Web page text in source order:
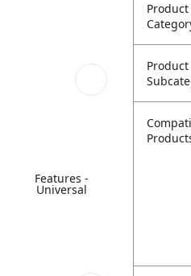
Features -
Universal
Product
Product